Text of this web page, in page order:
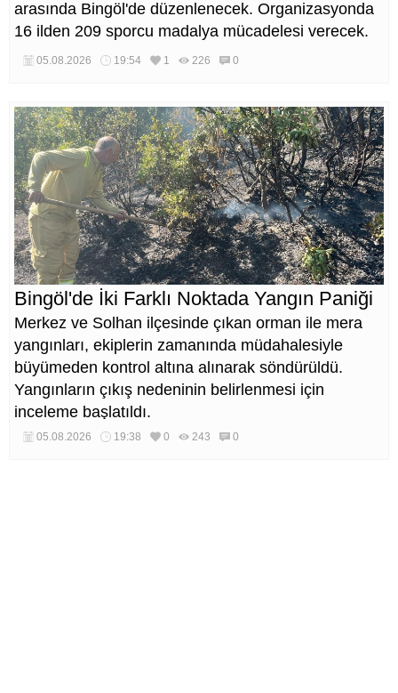
arasında Bingöl'de düzenlenecek. Organizasyonda
16 ilden 209 sporcu madalya mücadelesi verecek.
05.08.2026 19:54 1 226 0
Bingöl'de İki Farklı Noktada Yangın Paniği
Merkez ve Solhan ilçesinde çıkan orman ile mera
yangınları, ekiplerin zamanında müdahalesiyle
büyümeden kontrol altına alınarak söndürüldü.
Yangınların çıkış nedeninin belirlenmesi için
inceleme başlatıldı.
05.08.2026 19:38 0 243 0